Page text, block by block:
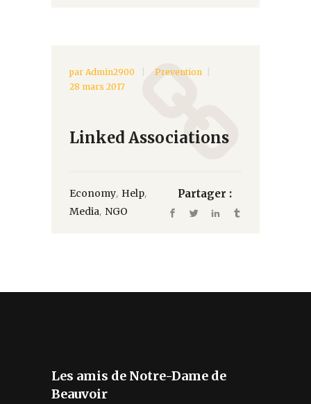
par Admin2900
Prevention
28 mars 2017
Linked Associations
Economy, Help,
Media, NGO
Partager :
Les amis de Notre-Dame de
Beauvoir